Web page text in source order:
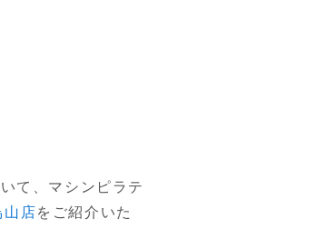
て、マシンピラテ
店をご紹介いた